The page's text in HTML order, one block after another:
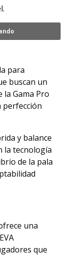
para
buscan un
Gama Pro
perfección
y balance
la tecnología
de la pala
una
que